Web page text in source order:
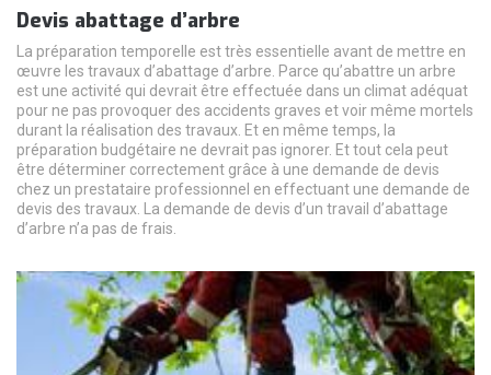
Devis abattage d’arbre
La préparation temporelle est très essentielle avant de mettre en
œuvre les travaux d’abattage d’arbre. Parce qu’abattre un arbre
est une activité qui devrait être effectuée dans un climat adéquat
pour ne pas provoquer des accidents graves et voir même mortels
durant la réalisation des travaux. Et en même temps, la
préparation budgétaire ne devrait pas ignorer. Et tout cela peut
être déterminer correctement grâce à une demande de devis
chez un prestataire professionnel en effectuant une demande de
devis des travaux. La demande de devis d’un travail d’abattage
d’arbre n’a pas de frais.